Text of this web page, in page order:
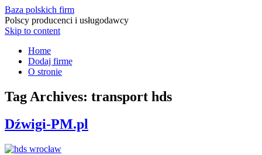
Baza polskich firm
Polscy producenci i usługodawcy
Skip to content
Home
Dodaj firmę
O stronie
Tag Archives: transport hds
Dźwigi-PM.pl